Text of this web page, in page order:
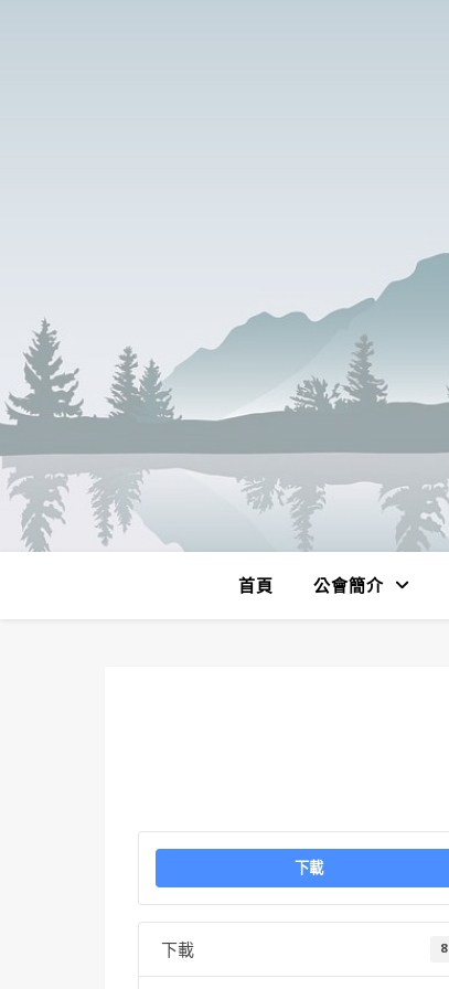
首頁 公會簡介
下載
下載 8